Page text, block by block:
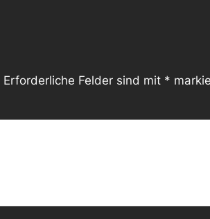
Erforderliche Felder sind mit *